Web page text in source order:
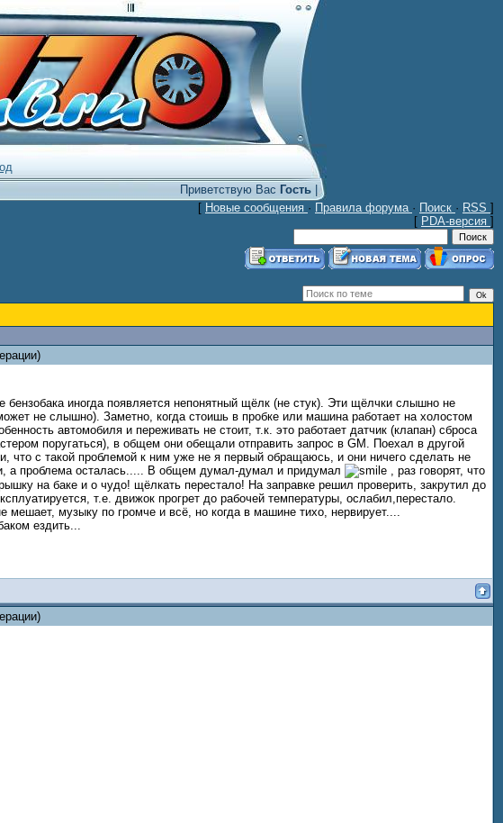
Приветствую Вас Гость|
[ Новые сообщения · Правила форума · Поиск · RSS ]
[ PDA-версия ]
иногда появляется непонятный щёлк (не стук). Эти щёлчки слышно не
не слышно). Заметно, когда стоишь в пробке или машина работает на холостом
автомобиля и переживать не стоит, т.к. это работает датчик (клапан) сброса
поругаться), в общем они обещали отправить запрос в GM. Поехал в другой
с такой проблемой к ним уже не я первый обращаюсь, и они ничего сделать не
а проблема осталась..... В общем думал-думал и придумал
, раз говорят, что
на баке и о чудо! щёлкать перестало! На заправке решил проверить, закрутил до
т.е. движок прогрет до рабочей температуры, ослабил,перестало.
мешает, музыку по громче и всё, но когда в машине тихо, нервирует....
ездить...